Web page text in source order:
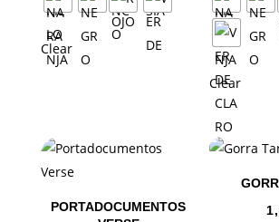
Clear
Clear
PORTADOCUMENTOS